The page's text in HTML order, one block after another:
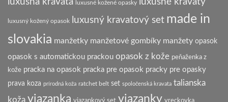
luxusné kožené opasky
luxusný kožený opasok luxusný kravatový set made in
slovakia manžetky manžetové gombíky manžety opasok
opasok s automatickou prackou opasok z kože peňaženka z
kože pracka na opasok pracka pre opasok pracky pre opasky
prava koza prírodná koža ratchet belt set spoločenská kravata talianska
koža viazanka viazankový set viazanky vreckovka